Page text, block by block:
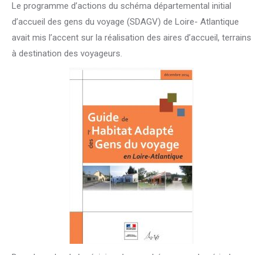
Le programme d’actions du schéma départemental initial
d’accueil des gens du voyage (SDAGV) de Loire- Atlantique
avait mis l’accent sur la réalisation des aires d’accueil, terrains
à destination des voyageurs.